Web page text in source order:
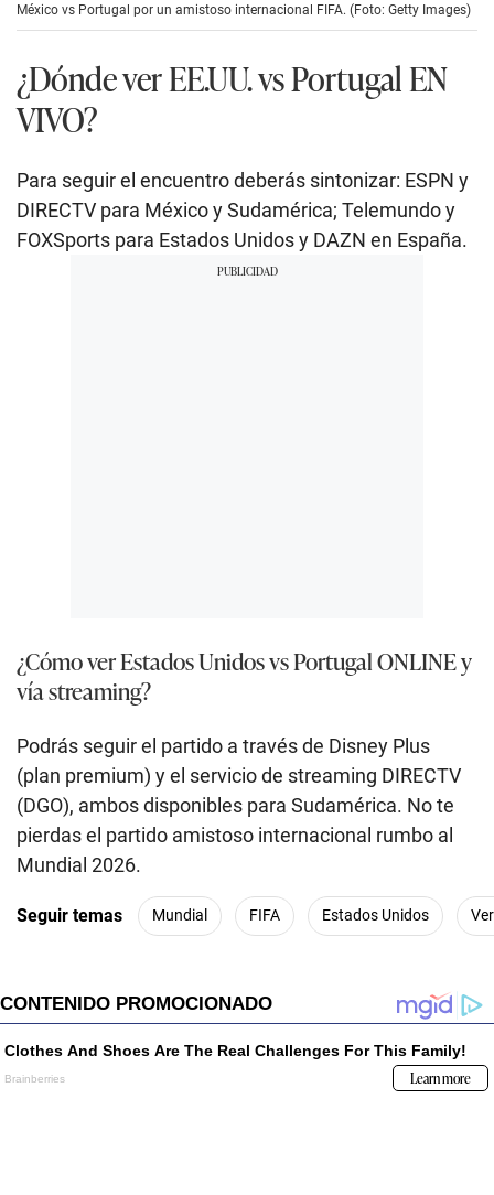
México vs Portugal por un amistoso internacional FIFA. (Foto: Getty Images)
¿Dónde ver EE.UU. vs Portugal EN
VIVO?
Para seguir el encuentro deberás sintonizar: ESPN y
DIRECTV para México y Sudamérica; Telemundo y
FOXSports para Estados Unidos y DAZN en España.
¿Cómo ver Estados Unidos vs Portugal ONLINE y
vía streaming?
Podrás seguir el partido a través de Disney Plus
(plan premium) y el servicio de streaming DIRECTV
(DGO), ambos disponibles para Sudamérica. No te
pierdas el partido amistoso internacional rumbo al
Mundial 2026.
Seguir temas Mundial FIFA Estados Unidos